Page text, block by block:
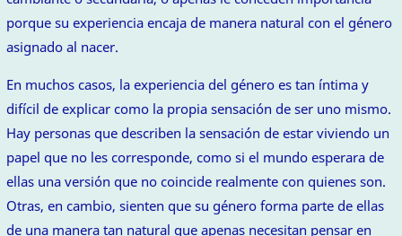
porque su experiencia encaja de manera natural con el género
asignado al nacer.
En muchos casos, la experiencia del género es tan íntima y
difícil de explicar como la propia sensación de ser uno mismo.
Hay personas que describen la sensación de estar viviendo un
papel que no les corresponde, como si el mundo esperara de
ellas una versión que no coincide realmente con quienes son.
Otras, en cambio, sienten que su género forma parte de ellas
de una manera tan natural que apenas necesitan pensar en